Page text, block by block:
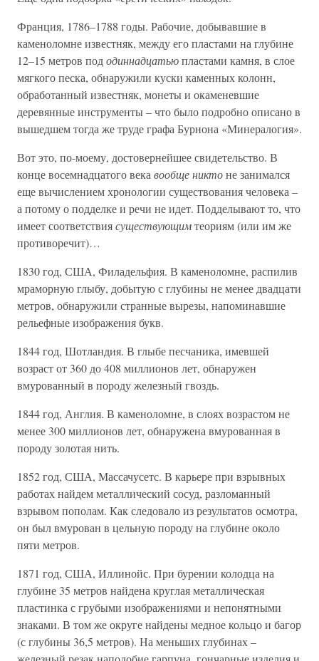
Франция, 1786–1788 годы. Рабочие, добывавшие в
каменоломне известняк, между его пластами на глубине
12–15 метров пододиннадцатьюпластами камня, в слое
мягкого песка, обнаружили куски каменных колонн,
обработанный известняк, монеты и окаменевшие
деревянные инструменты – что было подробно описано в
вышедшем тогда же труде графа Бурнона «Минералогия».
Вот это, по-моему, достовернейшее свидетельство. В
конце восемнадцатого века вообще никтоне занимался
еще вычислением хронологии существования человека –
а потому о подделке и речи не идет. Подделывают то, что
имеет соответствиясуществующимтеориям (или им же
противоречит)…
1830 год, США, Филадельфия. В каменоломне, распилив
мраморную глыбу, добытую с глубины не менее двадцати
метров, обнаружили странные вырезы, напоминавшие
рельефные изображения букв.
1844 год, Шотландия. В глыбе песчаника, имевшей
возраст от 360 до 408 миллионов лет, обнаружен
вмурованный в породу железный гвоздь.
1844 год, Англия. В каменоломне, в слоях возрастом не
менее 300 миллионов лет, обнаружена вмурованная в
породу золотая нить.
1852 год, США, Массачусетс. В карьере при взрывных
работах найдем металлический сосуд, разломанный
взрывом пополам. Как следовало из результатов осмотра,
он был вмурован в цельную породу на глубине около
пяти метров.
1871 год, США, Иллинойс. При бурении колодца на
глубине 35 метров найдена круглая металлическая
пластинка с грубыми изображениями и непонятными
знаками. В том же округе найдены медное кольцо и багор
(с глубины 36,5 метров). На меньших глубинах –